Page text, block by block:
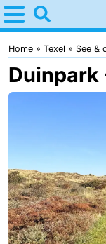
Home
Texel
Tips
-
Den
Burg
-
Den
-
Home Texel See &
Duinpark